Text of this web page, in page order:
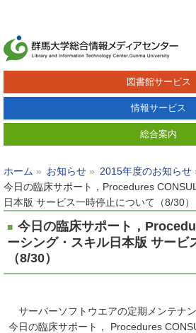
図書館サービス
情報サービス
総合案内
ホーム お知らせ
2015年度のお知らせ
今日の臨床サポート，Procedures
日本版 サービス一時停止について（8/30）
今日の臨床サポート，
ーシング・スキル日本版 サービ
（8/30）
サーバーソフトウエアの定期メンテナ
今日の臨床サポート， Procedures